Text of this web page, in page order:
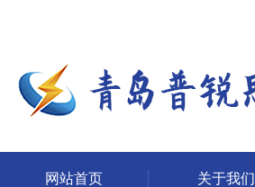
网站首页 关于我们